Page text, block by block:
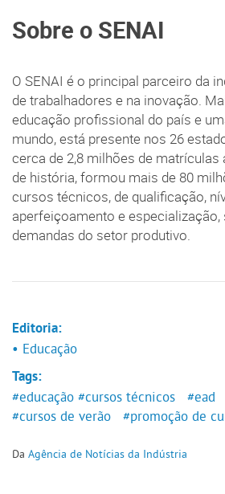
Sobre o SENAI
O SENAI é o principal parceiro da
de trabalhadores e na inovação.
educação profissional do país e
mundo, está presente nos 26
cerca de 2,8 milhões de matrículas
de história, formou mais de 80
cursos técnicos, de qualificação,
aperfeiçoamento e
demandas do setor produtivo.
Editoria:
• Educação
Tags:
#educação #cursos técnicos #ead
#cursos de verão
#promoção de
Da Agência de Notícias da Indústria